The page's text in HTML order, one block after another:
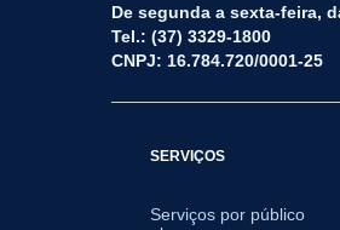
De segunda a sexta-feira,
Tel.: (37) 3329-1800
CNPJ: 16.784.720/0001-25
SERVIÇOS
Serviços por público